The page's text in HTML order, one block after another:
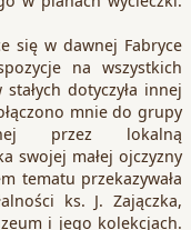
się w dawnej Fabryce
na wszystkich
dotyczyła innej
mnie do grupy
przez lokalną
swojej małej ojczyzny
tematu przekazywała
ks. J. Zajączka,
i jego kolekcjach.